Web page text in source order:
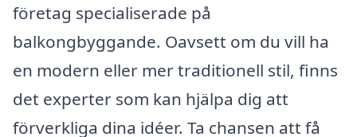
företag specialiserade på
balkongbyggande. Oavsett om du vill ha
en modern eller mer traditionell stil, finns
det experter som kan hjälpa dig att
förverkliga dina idéer. Ta chansen att få